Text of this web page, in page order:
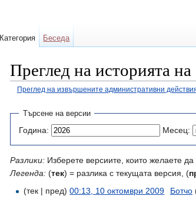
Преглед на историята
Преглед на извършените административни
Търсене на версии
Година: Месец:
Разлики: Изберете версиите, които желаете
Легенда: (тек) = разлика с текущата версия, (
(тек | пред) 00:13, 10 октомври 2009 Ботчо
Категория Беседа